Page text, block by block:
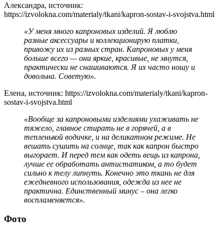
Александра, источник:
https://izvolokna.com/materialy/tkani/kapron-sostav-i-svojstva.html
«У меня много капроновых изделий. Я люблю
разные аксессуары и коллекционирую платки,
привожу их из разных стран. Капроновых у меня
больше всего — они яркие, красивые, не мнутся,
практически не снашиваются. Я их часто ношу и
довольна. Советую».
Елена, источник: https://izvolokna.com/materialy/tkani/kapron-
sostav-i-svojstva.html
«Вообще за капроновыми изделиями ухаживать не
тяжело, главное стирать не в горячей, а в
тепленькой водичке, и на деликатном режиме. Не
вешать сушить на солнце, так как капрон быстро
выгорает. И перед тем как одеть вещь из капрона,
лучше ее обработать антистатиком, а то будет
сильно к телу липнуть. Конечно это ткань не для
ежедневного использования, одежда из нее не
практична. Единственный минус – она легко
воспламеняется».
Фото